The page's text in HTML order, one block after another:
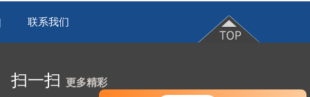
联系我们
扫一扫 更多精彩